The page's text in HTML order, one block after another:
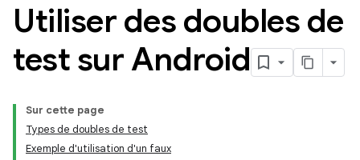
Utiliser des doubles de
test sur Android
Sur cette page
Types de doubles de test
Exemple d'utilisation d'un faux